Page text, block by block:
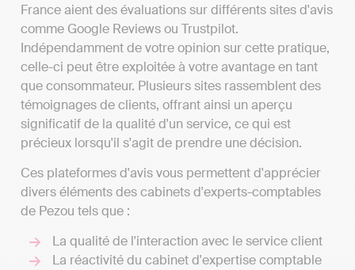
France aient des évaluations sur différents sites d'avis
comme Google Reviews ou Trustpilot.
Indépendamment de votre opinion sur cette pratique,
celle-ci peut être exploitée à votre avantage en tant
que consommateur. Plusieurs sites rassemblent des
témoignages de clients, offrant ainsi un aperçu
significatif de la qualité d'un service, ce qui est
précieux lorsqu'il s'agit de prendre une décision.
Ces plateformes d'avis vous permettent d'apprécier
divers éléments des cabinets d'experts-comptables
de Pezou tels que :
La qualité de l'interaction avec le service client
La réactivité du cabinet d'expertise comptable